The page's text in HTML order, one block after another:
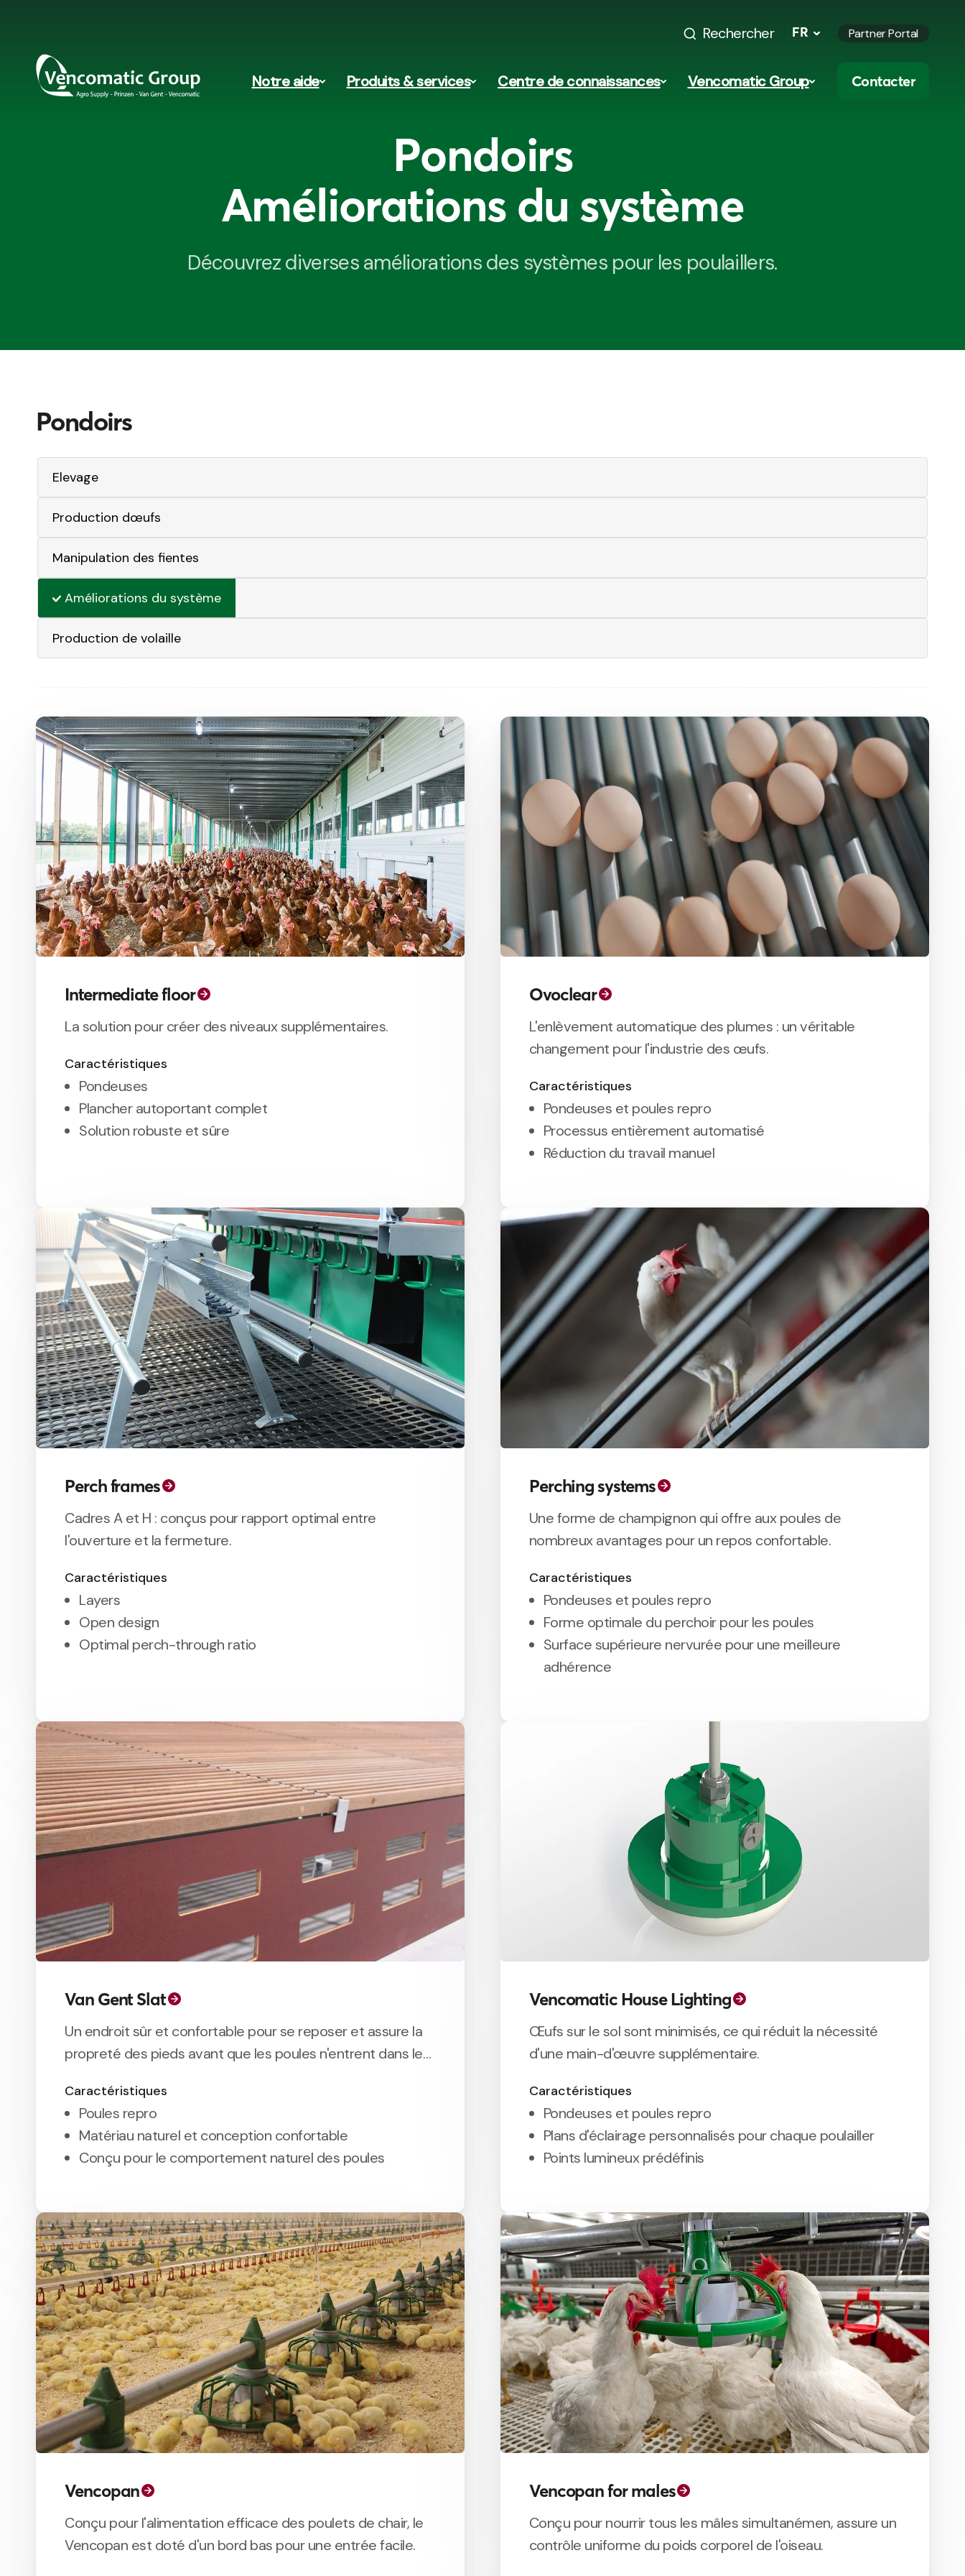
Rechercher FR Partner Portal
Notre aide Produits & services Centre de connaissances Vencomatic Group Contacter
Pondoirs
Améliorations du système
Découvrez diverses améliorations des systèmes pour les poulaillers.
Pondoirs
Elevage
Production dœufs
Manipulation des fientes
Améliorations du système
Production de volaille
Intermediate floor
La solution pour créer des niveaux supplémentaires.
Caractéristiques
Pondeuses
Plancher autoportant complet
Solution robuste et sûre
Ovoclear
L'enlèvement automatique des plumes : un véritable
changement pour l'industrie des œufs.
Caractéristiques
Pondeuses et poules repro
Processus entièrement automatisé
Réduction du travail manuel
Perch frames
Cadres A et H : conçus pour rapport optimal entre
l'ouverture et la fermeture.
Caractéristiques
Layers
Open design
Optimal perch-through ratio
Perching systems
Une forme de champignon qui offre aux poules de
nombreux avantages pour un repos confortable.
Caractéristiques
Pondeuses et poules repro
Forme optimale du perchoir pour les poules
Surface supérieure nervurée pour une meilleure
adhérence
Van Gent Slat
Un endroit sûr et confortable pour se reposer et assure la
propreté des pieds avant que les poules n'entrent dans le
Caractéristiques
Poules repro
Matériau naturel et conception confortable
Conçu pour le comportement naturel des poules
Vencomatic House Lighting
Œufs sur le sol sont minimisés, ce qui réduit la nécessité
d'une main-d'œuvre supplémentaire.
Caractéristiques
Pondeuses et poules repro
Plans d'éclairage personnalisés pour chaque poulailler
Points lumineux prédéfinis
Vencopan
Conçu pour l'alimentation efficace des poulets de chair, le
Vencopan est doté d'un bord bas pour une entrée facile.
Vencopan for males
Conçu pour nourrir tous les mâles simultanémen, assure un
contrôle uniforme du poids corporel de l'oiseau.